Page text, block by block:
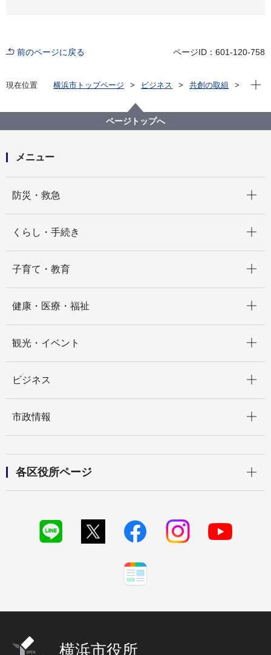
前のページに戻る ページID：601-120-758
現在位置 横浜市トップページ ビジネス
共創の取組
指定管理者施設一覧
横浜市久保山斎場指定管理者選定評価委員会の開催に
ついて
現在
ページトップへ
メニュー
防災・救急
くらし・手続き
子育て・教育
健康・医療・福祉
観光・イベント
ビジネス
市政情報
各区役所ページ
横浜市役所